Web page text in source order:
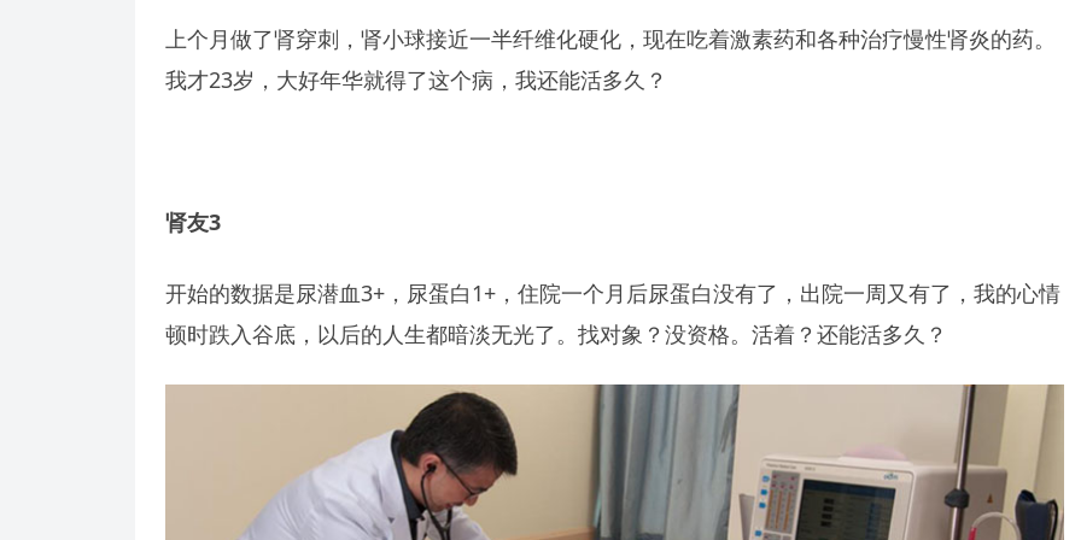
上个月做了肾穿刺，肾小球接近一半纤维化硬化，现在吃着激素药和各种治疗慢性肾炎的药。
我才23岁，大好年华就得了这个病，我还能活多久？
肾友3
开始的数据是尿潜血3+，尿蛋白1+，住院一个月后尿蛋白没有了，出院一周又有了，我的心情
顿时跌入谷底，以后的人生都暗淡无光了。找对象？没资格。活着？还能活多久？